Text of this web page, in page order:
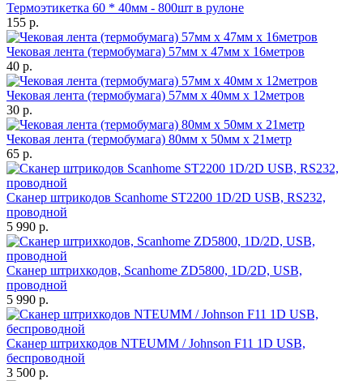
Термоэтикетка 60 * 40мм - 800шт в рулоне
155 р.
Чековая лента (термобумага) 57мм x 47мм х 16метров
40 р.
Чековая лента (термобумага) 57мм x 40мм х 12метров
30 р.
Чековая лента (термобумага) 80мм x 50мм х 21метр
65 р.
Сканер штрикодов Scanhome ST2200 1D/2D USB, RS232,
проводной
5 990 р.
Сканер штрихкодов, Scanhome ZD5800, 1D/2D, USB,
проводной
5 990 р.
Сканер штрихкодов NTEUMM / Johnson F11 1D USB,
беспроводной
3 500 р.